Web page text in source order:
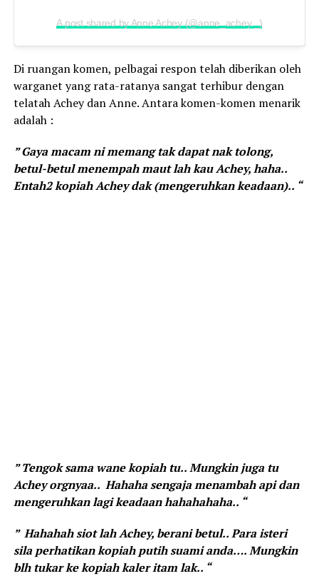
A post shared by Anne Achey (@anne_achey._)
Di ruangan komen, pelbagai respon telah diberikan oleh
warganet yang rata-ratanya sangat terhibur dengan
telatah Achey dan Anne. Antara komen-komen menarik
adalah :
” Gaya macam ni memang tak dapat nak tolong,
betul-betul menempah maut lah kau Achey, haha..
Entah2 kopiah Achey dak (mengeruhkan keadaan).. “
” Tengok sama wane kopiah tu.. Mungkin juga tu
Achey orgnyaa.. Hahaha sengaja menambah api dan
mengeruhkan lagi keadaan hahahahaha.. “
” Hahahah siot lah Achey, berani betul.. Para isteri
sila perhatikan kopiah putih suami anda…. Mungkin
blh tukar ke kopiah kaler itam lak.. “